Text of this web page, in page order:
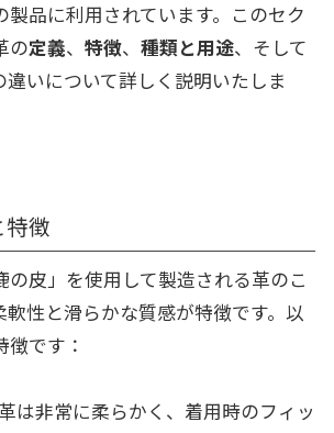
製品に利用されています。このセク
の定義、 特徴、 種類と用途、そして
違いについて詳しく説明いたしま
徴
の皮」を使用して製造される革のこ
軟性と滑らかな質感が特徴です。以
です：
は非常に柔らかく、着用時のフィッ